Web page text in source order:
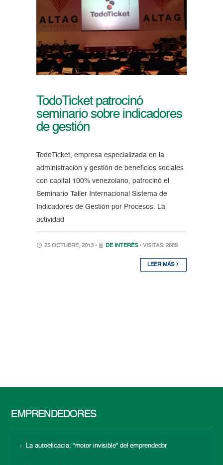
TodoTicket patrocinó
seminario sobre indicadores
de gestión
TodoTicket, empresa especializada en la
administración y gestión de beneficios sociales
con capital 100% venezolano, patrocinó el
Seminario Taller Internacional Sistema de
Indicadores de Gestión por Procesos. La
actividad
25 OCTUBRE, 2013 • DE INTERÉS • VISITAS: 2689
LEER MÁS
EMPRENDEDORES
La autoeficacia: “motor invisible” del emprendedor